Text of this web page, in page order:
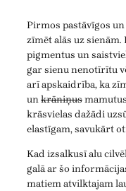
Pirmos pastāvīgos
zīmēt alās uz sienām.
pigmentus un
gar sienu nenotīrītu
arī apskaidrība, ka
unkrāniņus
krāsvielas dažādi
elastīgam, savukārt
Kad izsalkusī alu
galā ar šo
matiem atvilktajam